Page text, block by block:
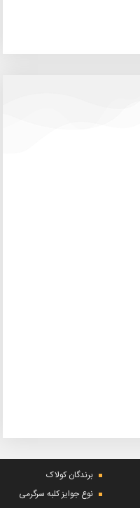
برندگان کولاک
نوع جوایز کلبه سرگرمی